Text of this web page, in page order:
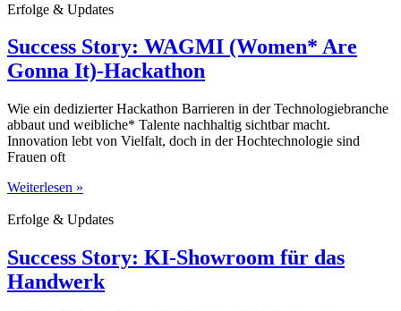
Erfolge & Updates
Success Story: WAGMI (Women* Are
Gonna It)-Hackathon
Wie ein dedizierter Hackathon Barrieren in der Technologiebranche
abbaut und weibliche* Talente nachhaltig sichtbar macht.
Innovation lebt von Vielfalt, doch in der Hochtechnologie sind
Frauen oft
Weiterlesen »
Erfolge & Updates
Success Story: KI-Showroom für das
Handwerk